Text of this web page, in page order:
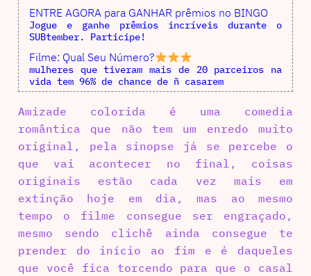
ENTRE AGORA para GANHAR prêmios no BINGO
Jogue e ganhe prêmios incríveis durante o
SUBtember. Participe!
Filme: Qual Seu Número?
mulheres que tiveram mais de 20 parceiros na
vida tem 96% de chance de ñ casarem
Amizade colorida é uma comedia
romântica que não tem um enredo muito
original, pela sinopse já se percebe o
que vai acontecer no final, coisas
originais estão cada vez mais em
extinção hoje em dia, mas ao mesmo
tempo o filme consegue ser engraçado,
mesmo sendo clichê ainda consegue te
prender do início ao fim e é daqueles
que você fica torcendo para que o casal